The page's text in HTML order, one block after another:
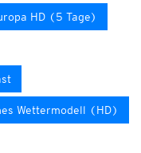
HD (5 Tage)
Wettermodell (HD)